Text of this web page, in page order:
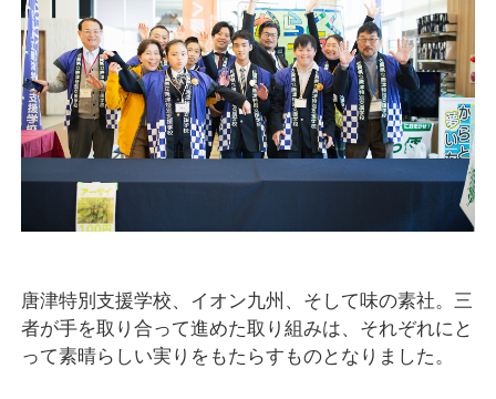
唐津特別支援学校、イオン九州、そして味の素社。三
者が手を取り合って進めた取り組みは、それぞれにと
って素晴らしい実りをもたらすものとなりました。